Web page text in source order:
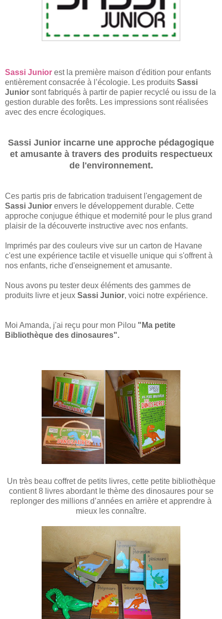
Sassi Junior est la première maison d'édition pour enfants
entièrement consacrée à l’écologie. Les produits Sassi
Junior sont fabriqués à partir de papier recyclé ou issu de la
gestion durable des forêts. Les impressions sont réalisées
avec des encre écologiques.
Sassi Junior incarne une approche pédagogique
et amusante à travers des produits respectueux
de l'environnement.
Ces partis pris de fabrication traduisent l'engagement de
Sassi Junior envers le développement durable. Cette
approche conjugue éthique et modernité pour le plus grand
plaisir de la découverte instructive avec nos enfants.
Imprimés par des couleurs vive sur un carton de Havane
c'est une expérience tactile et visuelle unique qui s'offrent à
nos enfants, riche d'enseignement et amusante.
Nous avons pu tester deux éléments des gammes de
produits livre et jeux Sassi Junior, voici notre expérience.
Moi Amanda, j'ai reçu pour mon Pilou "Ma petite
Bibliothèque des dinosaures".
Un très beau coffret de petits livres, cette petite bibliothèque
contient 8 livres abordant le thème des dinosaures pour se
replonger des millions d’années en arrière et apprendre à
mieux les connaître.